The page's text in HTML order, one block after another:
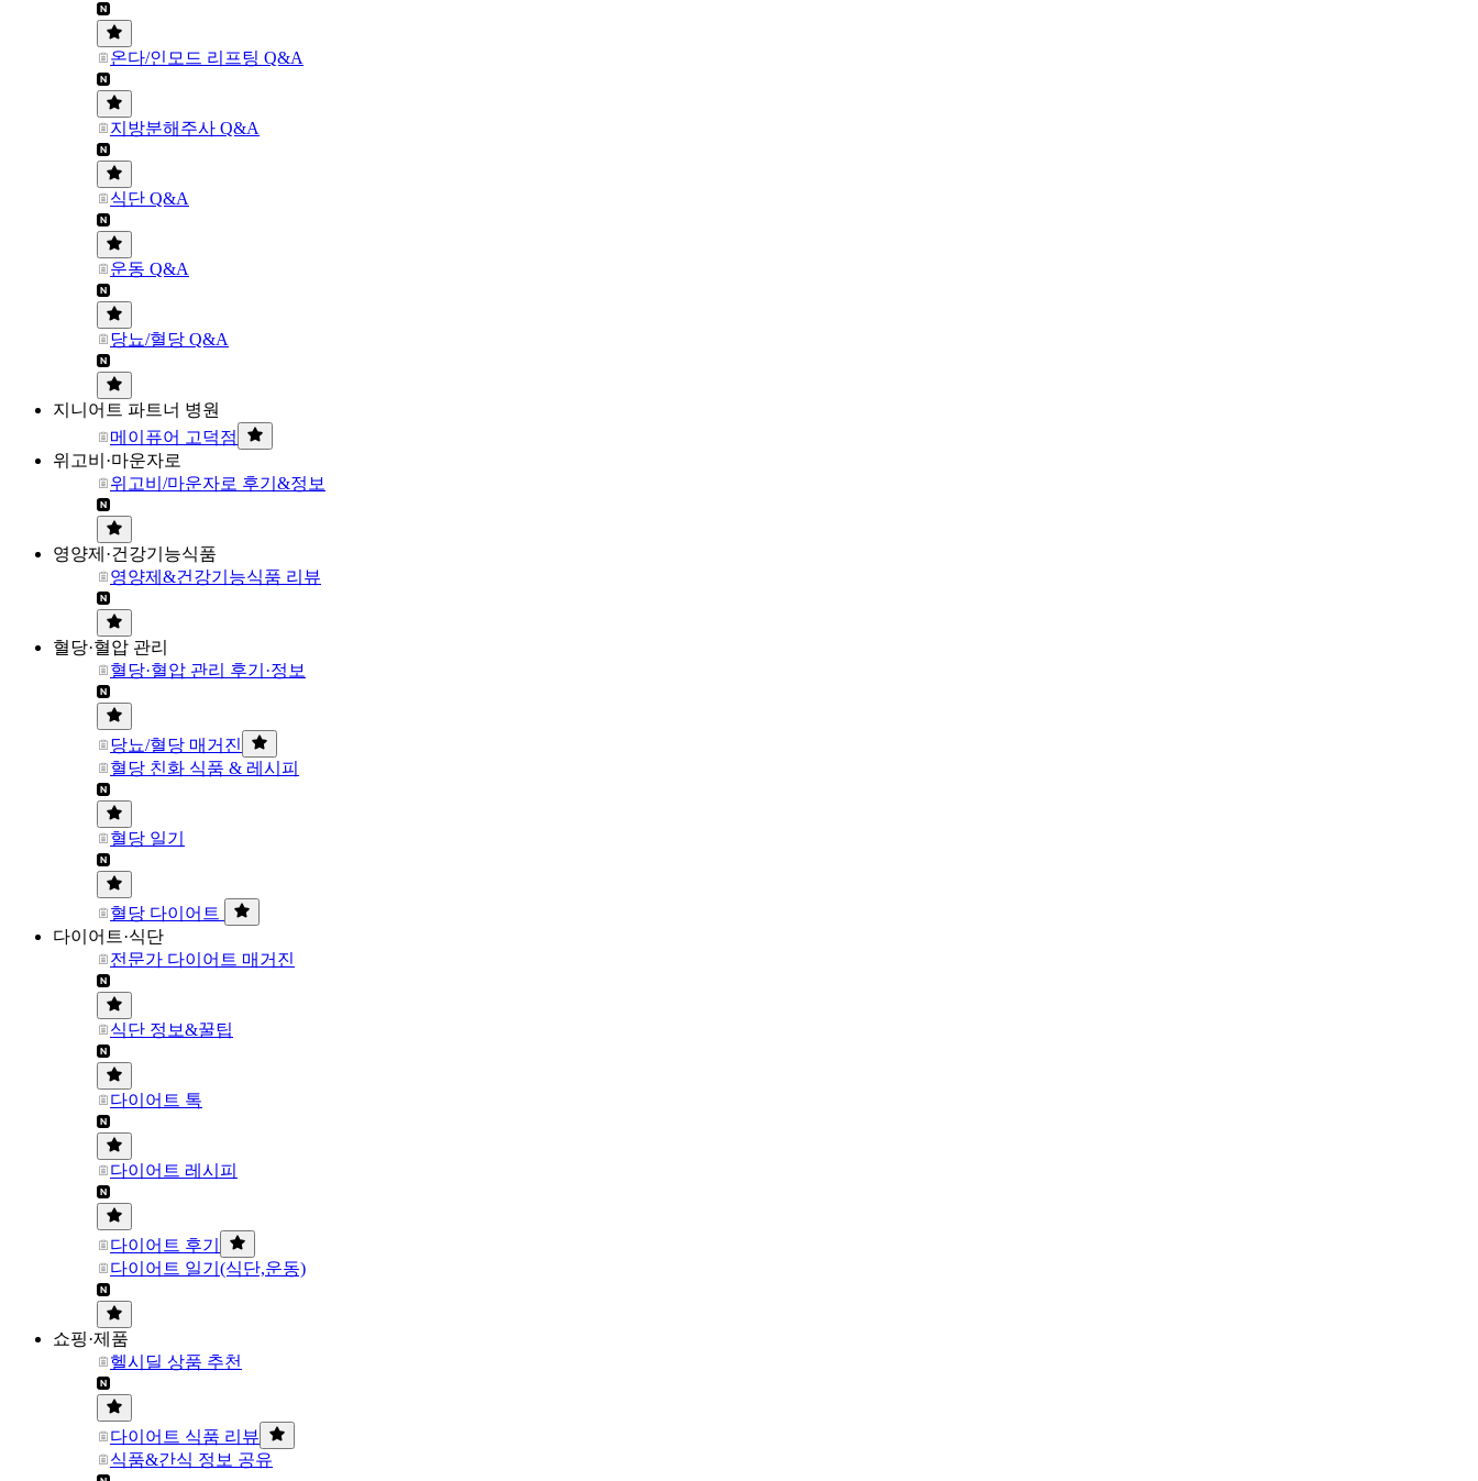
온다/인모드 리프팅 Q&A
지방분해주사 Q&A
식단 Q&A
운동 Q&A
당뇨/혈당 Q&A
지니어트 파트너 병원
메이퓨어 고덕점
위고비·마운자로
위고비/마운자로 후기&정보
영양제·건강기능식품
영양제&건강기능식품 리뷰
혈당·혈압 관리
혈당·혈압 관리 후기·정보
당뇨/혈당 매거진
혈당 친화 식품 & 레시피
혈당 일기
혈당 다이어트
다이어트·식단
전문가 다이어트 매거진
식단 정보&꿀팁
다이어트 톡
다이어트 레시피
다이어트 후기
다이어트 일기(식단,운동)
쇼핑·제품
헬시딜 상품 추천
다이어트 식품 리뷰
식품&간식 정보 공유